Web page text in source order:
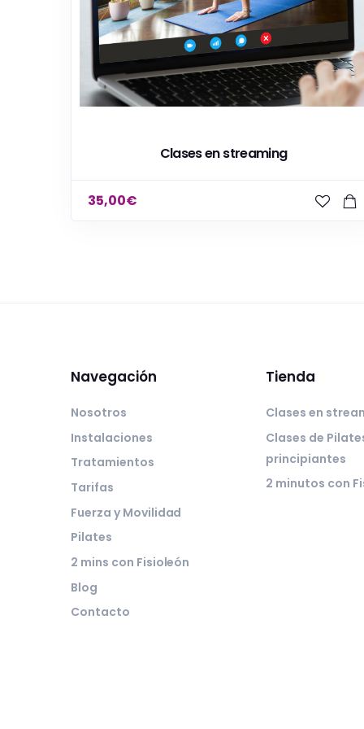
Clases en streaming
35,00€
Navegación
Nosotros
Instalaciones
Tratamientos
Tarifas
Fuerza y Movilidad
Pilates
2 mins con Fisioleón
Blog
Contacto
Tienda
Clases en
Clases de
principiantes
2 minutos con